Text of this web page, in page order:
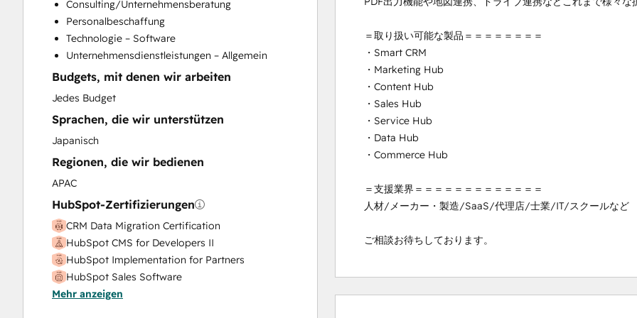
Paid Advertising
Sales and Marketing Alignment
Search Engine Optimization
Social Media
Website Design
Website Development
Consulting/Unternehmensberatung
Personalbeschaffung
Technologie – Software
Unternehmensdienstleistungen – Allgemein
Budgets, mit denen wir arbeiten
Jedes Budget
Sprachen, die wir unterstützen
Japanisch
Regionen, die wir bedienen
APAC
HubSpot-Zertifizierungen
CRM Data Migration Certification
HubSpot CMS for Developers II
HubSpot Implementation for Partners
HubSpot Sales Software
HubSpot Solutions Partner
Mehr anzeigen
＝取り扱い可能な製品＝＝＝＝＝＝＝＝
・Smart CRM
・Marketing Hub
・Content Hub
・Sales Hub
・Service Hub
・Data Hub
・Commerce Hub
＝支援業界＝＝＝＝＝＝＝＝＝＝＝＝＝
人材/メーカー・製造/SaaS/代理店/士業/IT/スクールなど
ご相談お待ちしております。